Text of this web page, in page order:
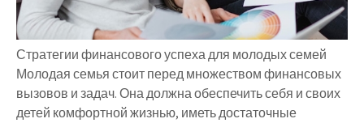
Стратегии финансового успеха для молодых семей
Молодая семья стоит перед множеством финансовых
вызовов и задач. Она должна обеспечить себя и своих
детей комфортной жизнью, иметь достаточные